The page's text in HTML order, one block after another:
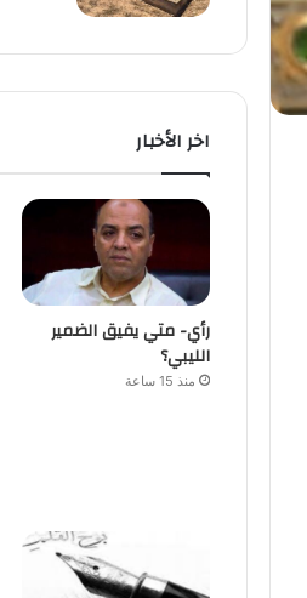
اخر الأخبار
رأي- متي يفيق الضمير
الليبي؟
منذ 15 ساعة